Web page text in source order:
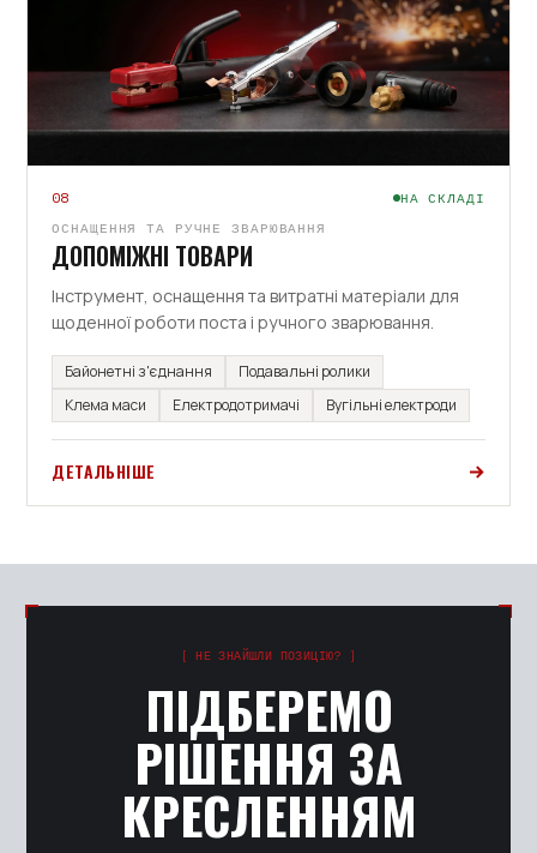
08
НА СКЛАДІ
ОСНАЩЕННЯ ТА РУЧНЕ ЗВАРЮВАННЯ
ДОПОМІЖНІ ТОВАРИ
Інструмент, оснащення та витратні матеріали для
щоденної роботи поста і ручного зварювання.
Байонетні з'єднання
Подавальні ролики
Клема маси
Електродотримачі Вугільні електроди
ДЕТАЛЬНІШЕ
[ НЕ ЗНАЙШЛИ ПОЗИЦІЮ? ]
ПІДБЕРЕМО
РІШЕННЯ ЗА
КРЕСЛЕННЯМ